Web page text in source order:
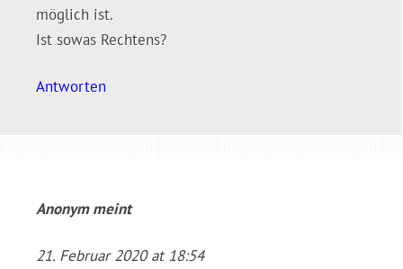
möglich ist.
Ist sowas Rechtens?
Antworten
Anonymmeint
21. Februar 2020 at 18:54